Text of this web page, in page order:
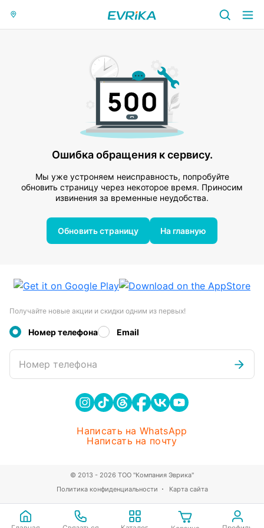
Ошибка обращения к сервису.
Мы уже устроняем неисправность, попробуйте
обновить страницу через некоторое время. Приносим
извинения за временные неудобства.
Обновить страницу На главную
Получайте новые акции и скидки одним из первых!
Номер телефона Email
Номер телефона
Написать на WhatsApp
Написать на почту
Политика конфиденциальности Карта сайта
© 2013 - 2026 ТОО "Компания Эврика"